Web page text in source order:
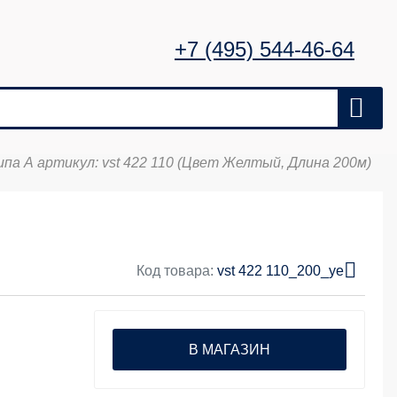
+7 (495) 544-46-64
А артикул: vst 422 110 (Цвет Желтый, Длина 200м)
Код товара: vst 422 110_200_ye
В МАГАЗИН